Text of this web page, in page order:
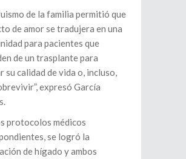
de la familia permitió que
de amor se tradujera en una
para pacientes que
de un trasplante para
su calidad de vida o, incluso,
expresó García
protocolos médicos
se logró la
de hígado y ambos